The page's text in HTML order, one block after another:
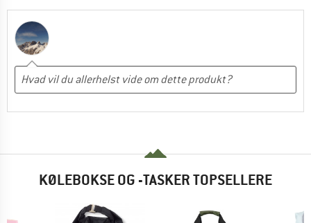
KØLEBOKSE OG -TASKER TOPSELLERE